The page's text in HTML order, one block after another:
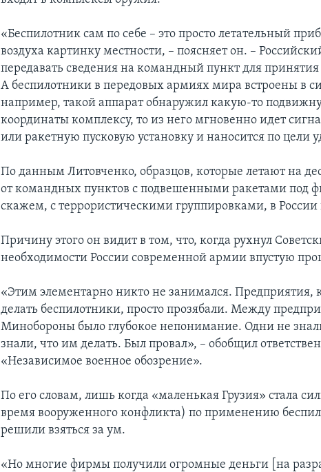
«Беспилотник сам по себе – это просто летательный
воздуха картинку местности, – поясняет он. –
передавать сведения на командный пункт для
А беспилотники в передовых армиях мира встроены в
например, такой аппарат обнаружил какую-то
координаты комплексу, то из него мгновенно идет
или ракетную пусковую установку и наносится по цели
По данным Литовченко, образцов, которые летают на
от командных пунктов с подвешенными ракетами под
скажем, с террористическими группировками, в России
Причину этого он видит в том, что, когда рухнул
необходимости России современной армии впустую
«Этим элементарно никто не занимался.
делать беспилотники, просто прозябали. Между
Минобороны было глубокое непонимание. Одни не
знали, что им делать. Был провал», – обобщил
«Независимое военное обозрение».
По его словам, лишь когда «маленькая Грузия» стала
время вооруженного конфликта) по применению
решили взяться за ум.
«Но многие фирмы получили огромные деньги [на